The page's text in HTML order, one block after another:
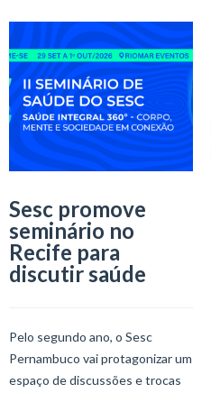
Sesc promove
seminário no
Recife para
discutir saúde
Pelo segundo ano, o Sesc
Pernambuco vai protagonizar um
espaço de discussões e trocas